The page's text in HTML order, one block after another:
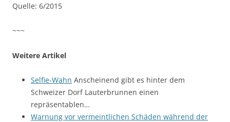
Quelle: 6/2015
~~~
Weitere Artikel
Selfie-Wahn Anscheinend gibt es hinter dem
Schweizer Dorf Lauterbrunnen einen
repräsentablen…
Warnung vor vermeintlichen Schäden während der